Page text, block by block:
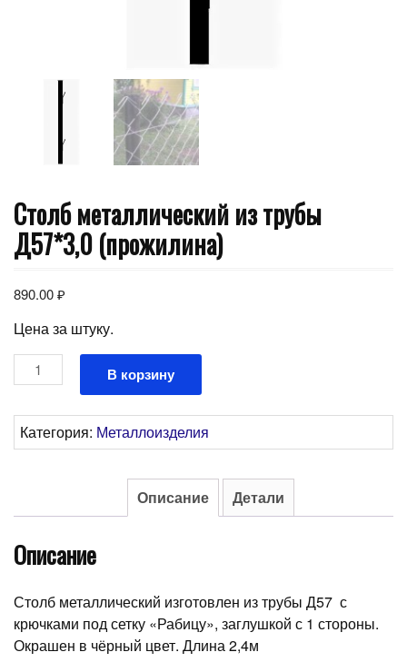
Столб металлический из трубы
Д57*3,0 (прожилина)
890.00₽
Цена за штуку.
Количество
товара
металлический
из
(прожилина)
В корзину
Категория: Металлоизделия
Описание Детали
Описание
Столб металлический изготовлен из трубы Д57 с
крючками под сетку «Рабицу», заглушкой с 1 стороны.
Окрашен в чёрный цвет. Длина 2,4м